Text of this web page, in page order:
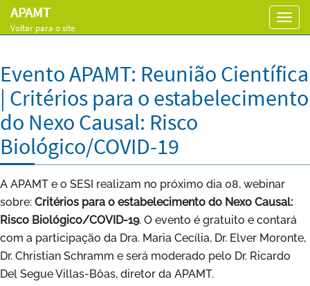
APAMT
Voltar para o site
Evento APAMT: Reunião Científica
| Critérios para o estabelecimento
do Nexo Causal: Risco
Biológico/COVID-19
A APAMT e o SESI realizam no próximo dia 08, webinar
sobre: Critérios para o estabelecimento do Nexo Causal:
Risco Biológico/COVID-19. O evento é gratuito e contará
com a participação da Dra. Maria Cecília, Dr. Elver Moronte,
Dr. Christian Schramm e será moderado pelo Dr. Ricardo
Del Segue Villas-Bôas, diretor da APAMT.